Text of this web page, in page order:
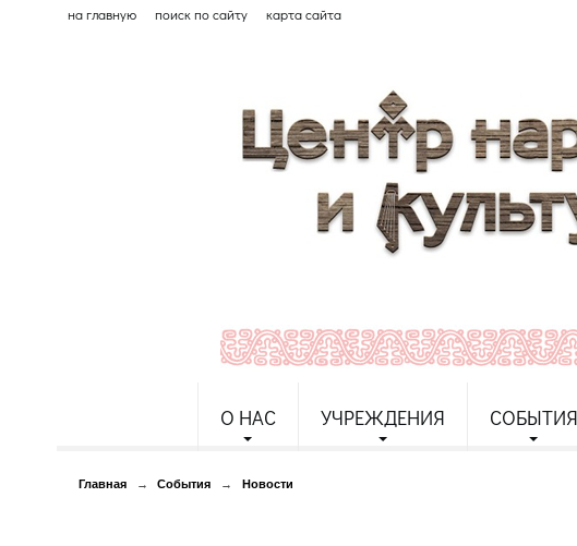
на главную поиск по сайту карта сайта
О НАС УЧРЕЖДЕНИЯ СОБЫТИЯ
Главная → События → Новости